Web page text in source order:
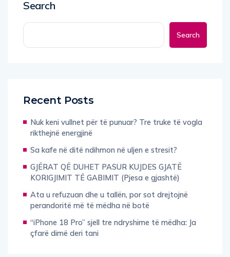
Search
Search
Recent Posts
Nuk keni vullnet për të punuar? Tre truke të vogla
rikthejnë energjinë
Sa kafe në ditë ndihmon në uljen e stresit?
GJËRAT QË DUHET PASUR KUJDES GJATË
KORIGJIMIT TË GABIMIT (Pjesa e gjashtë)
Ata u refuzuan dhe u tallën, por sot drejtojnë
perandoritë më të mëdha në botë
“iPhone 18 Pro” sjell tre ndryshime të mëdha: Ja
çfarë dimë deri tani